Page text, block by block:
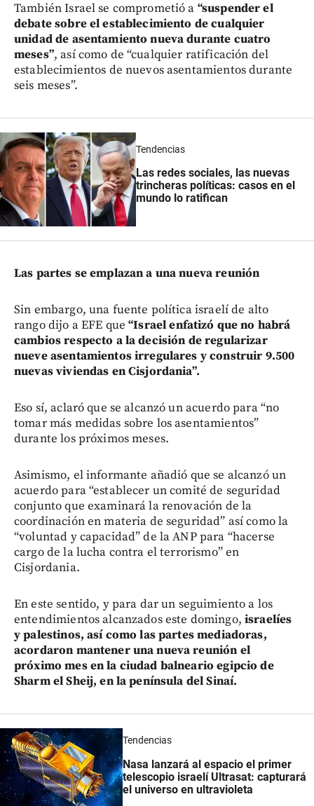
También Israel se comprometió a “suspender el
debate sobre el establecimiento de cualquier
unidad de asentamiento nueva durante cuatro
meses”, así como de “cualquier ratificación del
establecimientos de nuevos asentamientos durante
seis meses”.
Tendencias
Las redes sociales, las nuevas
trincheras políticas: casos en el
mundo lo ratifican
Las partes se emplazan a una nueva reunión
Sin embargo, una fuente política israelí de alto
rango dijo a EFE que “Israel enfatizó que no habrá
cambios respecto a la decisión de regularizar
nueve asentamientos irregulares y construir 9.500
nuevas viviendas en Cisjordania”.
Eso sí, aclaró que se alcanzó un acuerdo para “no
tomar más medidas sobre los asentamientos”
durante los próximos meses.
Asimismo, el informante añadió que se alcanzó un
acuerdo para “establecer un comité de seguridad
conjunto que examinará la renovación de la
coordinación en materia de seguridad” así como la
“voluntad y capacidad” de la ANP para “hacerse
cargo de la lucha contra el terrorismo” en
Cisjordania.
En este sentido, y para dar un seguimiento a los
entendimientos alcanzados este domingo, israelíes
y palestinos, así como las partes mediadoras,
acordaron mantener una nueva reunión el
próximo mes en la ciudad balneario egipcio de
Sharm el Sheij, en la península del Sinaí.
Tendencias
Nasa lanzará al espacio el primer
telescopio israelí Ultrasat: capturará
el universo en ultravioleta